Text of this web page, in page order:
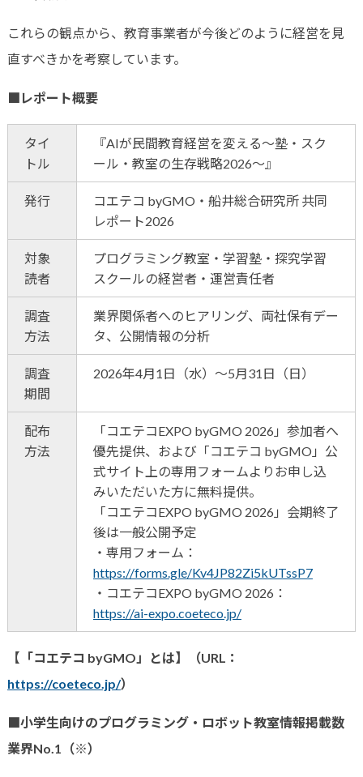
これらの観点から、教育事業者が今後どのように経営を見
直すべきかを考察しています。
■レポート概要
タイ
トル
『AIが民間教育経営を変える〜塾・スク
ール・教室の生存戦略2026〜』
発行
コエテコ byGMO・船井総合研究所 共同
レポート2026
対象
読者
プログラミング教室・学習塾・探究学習
スクールの経営者・運営責任者
調査
方法
業界関係者へのヒアリング、両社保有デー
タ、公開情報の分析
調査
期間
2026年4月1日（水）～5月31日（日）
配布
方法
「コエテコEXPO byGMO 2026」参加者へ
優先提供、および「コエテコ byGMO」公
式サイト上の専用フォームよりお申し込
みいただいた方に無料提供。
「コエテコEXPO byGMO 2026」会期終了
後は一般公開予定
・専用フォーム：
https://forms.gle/Kv4JP82Zi5kUTssP7
・コエテコEXPO byGMO 2026：
https://ai-expo.coeteco.jp/
【「コエテコ byGMO」とは】（URL：
https://coeteco.jp/）
■小学生向けのプログラミング・ロボット教室情報掲載数
業界No.1 （※）